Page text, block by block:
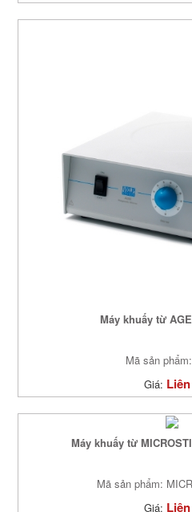
Máy khuấy từ
Mã sản
Giá:
Máy khuấy từ
Mã sản phẩm:
Giá: